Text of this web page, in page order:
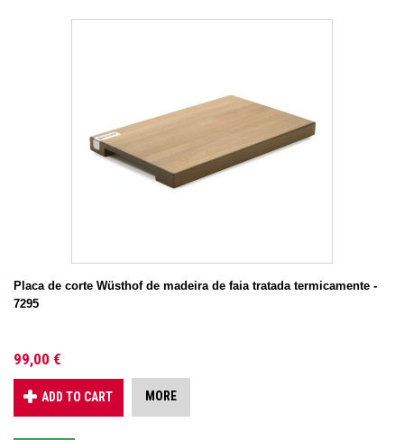
Placa de corte Wüsthof de madeira de faia tratada termicamente -
7295
99,00 €
ADD TO CART MORE